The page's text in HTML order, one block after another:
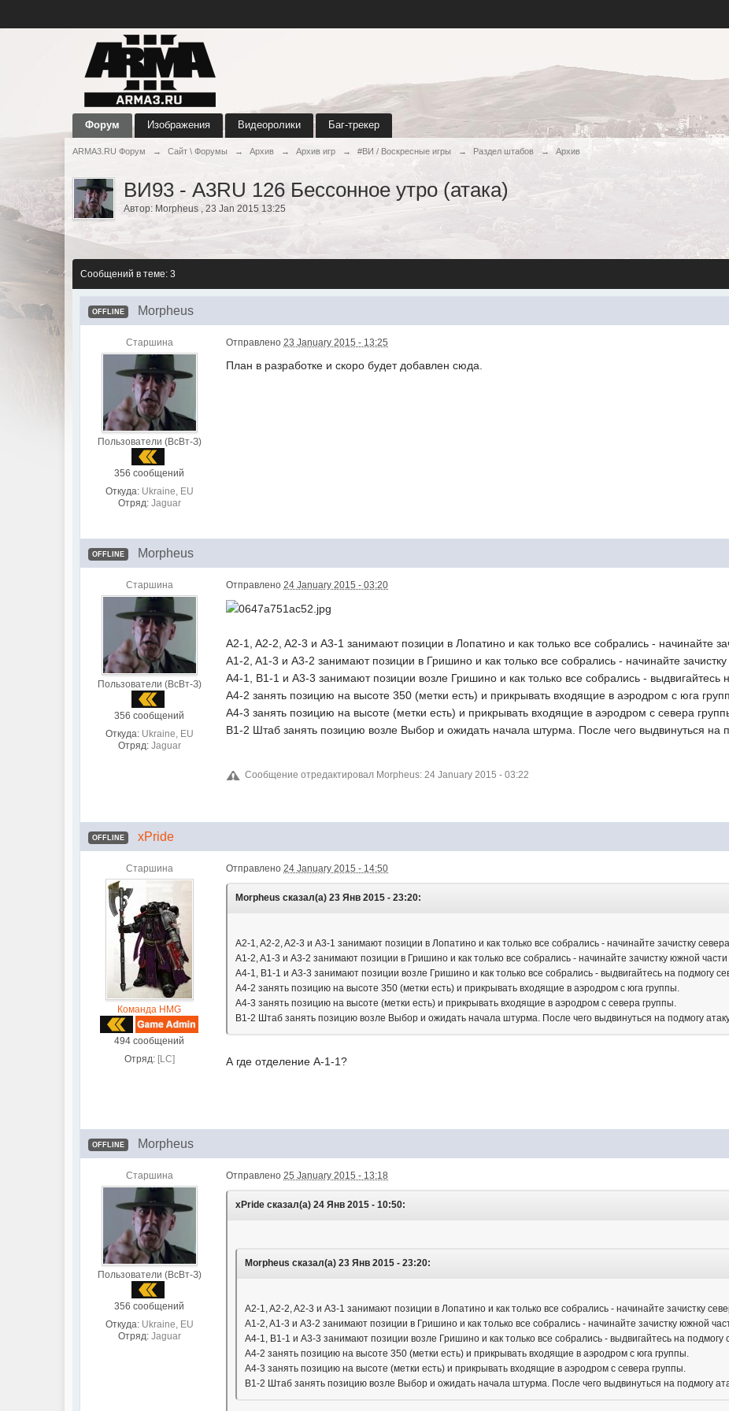
Форум Изображения Видеоролики Баг-трекер
ARMA3.RU Форум → Сайт \ Форумы → Архив → Архив игр → #ВИ / Воскресные игры → Раздел штабов → Архив
ВИ93 - A3RU 126 Бессонное утро (атака)
Автор: Morpheus , 23 Jan 2015 13:25
Сообщений в теме: 3
OFFLINE Morpheus
Старшина
Пользователи (ВсВт-З)
356 сообщений
Откуда: Ukraine, EU
Отряд: Jaguar
Отправлено 23 January 2015 - 13:25
План в разработке и скоро будет добавлен сюда.
OFFLINE Morpheus
Старшина
Пользователи (ВсВт-З)
356 сообщений
Откуда: Ukraine, EU
Отряд: Jaguar
Отправлено 24 January 2015 - 03:20
A2-1, A2-2, A2-3 и A3-1 занимают позиции в Лопатино и как только все собрались - начинайте
A1-2, A1-3 и A3-2 занимают позиции в Гришино и как только все собрались - начинайте
A4-1, B1-1 и A3-3 занимают позиции возле Гришино и как только все собрались - выдвигайтесь
A4-2 занять позицию на высоте 350 (метки есть) и прикрывать входящие в аэродром с юга
A4-3 занять позицию на высоте (метки есть) и прикрывать входящие в аэродром с севера
B1-2 Штаб занять позицию возле Выбор и ожидать начала штурма. После чего выдвинуться на
Сообщение отредактировал Morpheus: 24 January 2015 - 03:22
OFFLINE xPride
Старшина
Команда HMG
494 сообщений
Отряд: [LC]
Отправлено 24 January 2015 - 14:50
Morpheus сказал(а) 23 Янв 2015 - 23:20:
A2-1, A2-2, A2-3 и A3-1 занимают позиции в Лопатино и как только все собрались - начинайте зачистку
A1-2, A1-3 и A3-2 занимают позиции в Гришино и как только все собрались - начинайте зачистку южной
A4-1, B1-1 и A3-3 занимают позиции возле Гришино и как только все собрались - выдвигайтесь на подмогу
A4-2 занять позицию на высоте 350 (метки есть) и прикрывать входящие в аэродром с юга группы.
A4-3 занять позицию на высоте (метки есть) и прикрывать входящие в аэродром с севера группы.
B1-2 Штаб занять позицию возле Выбор и ожидать начала штурма. После чего выдвинуться на подмогу
А где отделение А-1-1?
OFFLINE Morpheus
Старшина
Пользователи (ВсВт-З)
356 сообщений
Откуда: Ukraine, EU
Отряд: Jaguar
Отправлено 25 January 2015 - 13:18
xPride сказал(а) 24 Янв 2015 - 10:50:
Morpheus сказал(а) 23 Янв 2015 - 23:20:
A2-1, A2-2, A2-3 и A3-1 занимают позиции в Лопатино и как только все собрались - начинайте зачистку
A1-2, A1-3 и A3-2 занимают позиции в Гришино и как только все собрались - начинайте зачистку южной
A4-1, B1-1 и A3-3 занимают позиции возле Гришино и как только все собрались - выдвигайтесь на подмогу
A4-2 занять позицию на высоте 350 (метки есть) и прикрывать входящие в аэродром с юга группы.
A4-3 занять позицию на высоте (метки есть) и прикрывать входящие в аэродром с севера группы.
B1-2 Штаб занять позицию возле Выбор и ожидать начала штурма. После чего выдвинуться на подмогу